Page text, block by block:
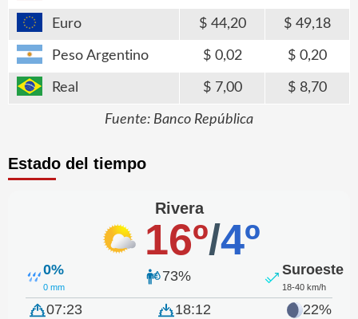
Euro 44,20 49,18
Peso Argentino 0,02 0,20
Real 7,00 8,70
Fuente: Banco República
Estado del tiempo
Rivera
16º/4º
0%
0 mm
73% Suroeste
18-40 km/h
07:23 18:12 22%